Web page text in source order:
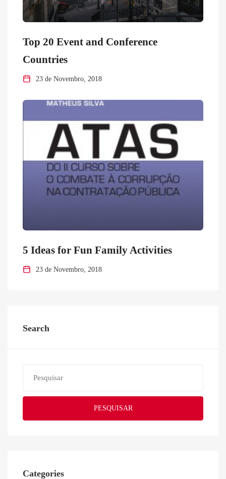
Top 20 Event and Conference
Countries
23 de Novembro, 2018
5 Ideas for Fun Family Activities
23 de Novembro, 2018
Search
PESQUISAR
Categories